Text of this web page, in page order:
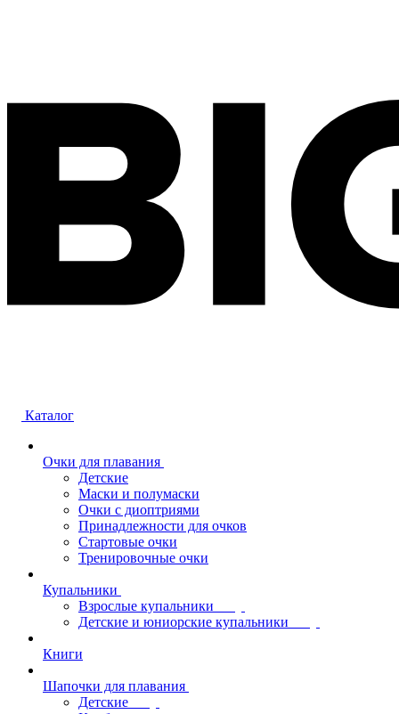
Каталог
Очки для плавания
Детские
Маски и полумаски
Очки с диоптриями
Принадлежности для очков
Стартовые очки
Тренировочные очки
Купальники
Взрослые купальники
Детские и юниорские купальники
Книги
Шапочки для плавания
Детские